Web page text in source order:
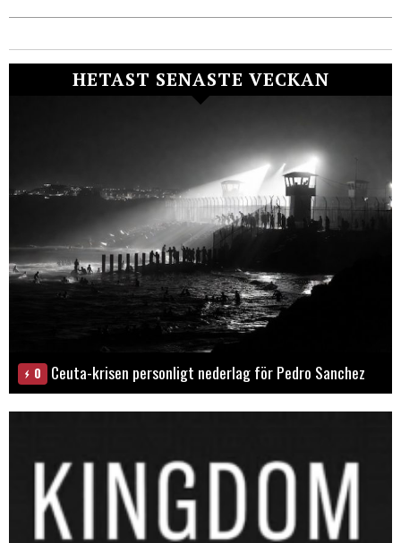
HETAST SENASTE VECKAN
0 Ceuta-krisen personligt nederlag för Pedro Sanchez